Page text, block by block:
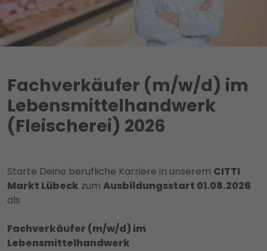
Fachverkäufer (m/w/d) im
Lebensmittelhandwerk
(Fleischerei) 2026
Starte Deine berufliche Karriere in unserem CITTI
Markt Lübeck zum Ausbildungsstart 01.08.2026
als
Fachverkäufer (m/w/d) im
Lebensmittelhandwerk